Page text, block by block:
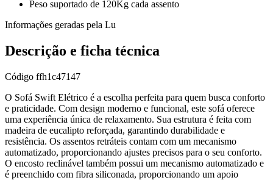
Peso suportado de 120Kg cada assento
Informações geradas pela Lu
Descrição e ficha técnica
Código ffh1c47147
O Sofá Swift Elétrico é a escolha perfeita para quem busca conforto
e praticidade. Com design moderno e funcional, este sofá oferece
uma experiência única de relaxamento. Sua estrutura é feita com
madeira de eucalipto reforçada, garantindo durabilidade e
resistência. Os assentos retráteis contam com um mecanismo
automatizado, proporcionando ajustes precisos para o seu conforto.
O encosto reclinável também possui um mecanismo automatizado e
é preenchido com fibra siliconada, proporcionando um apoio